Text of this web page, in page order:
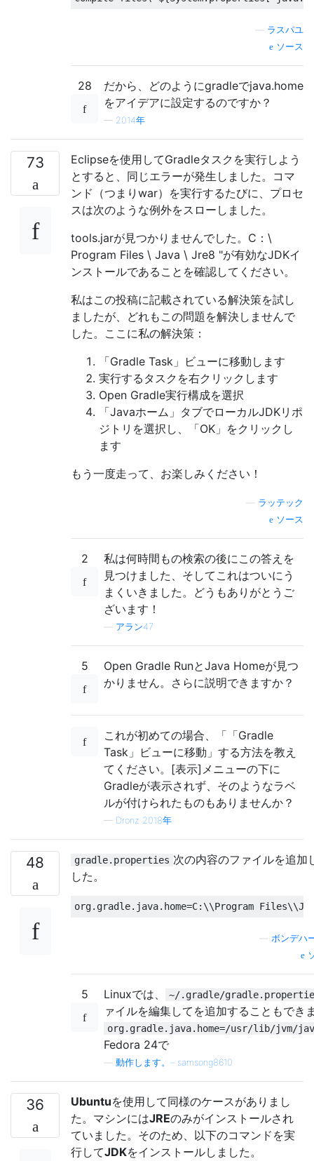
ラスパユ
ソース
28
だから、どのようにgradleでjava.home
をアイデアに設定するのですか？
— 2014年
73
Eclipseを使用してGradleタスクを実行しよう
とすると、同じエラーが発生しました。コマ
ンド（つまりwar）を実行するたびに、プロセ
スは次のような例外をスローしました。
tools.jarが見つかりませんでした。C：\
Program Files \ Java \ Jre8 "が有効なJDKイ
ンストールであることを確認してください。
私はこの投稿に記載されている解決策を試し
ましたが、どれもこの問題を解決しませんで
した。ここに私の解決策：
「Gradle Task」ビューに移動します
実行するタスクを右クリックします
Open Gradle実行構成を選択
「Javaホーム」タブでローカルJDKリポ
ジトリを選択し、「OK」をクリックし
ます
もう一度走って、お楽しみください！
ラッテック
ソース
2
私は何時間もの検索の後にこの答えを
見つけました、そしてこれはついにう
まくいきました。どうもありがとうご
ざいます！
アラン47
5
Open Gradle RunとJava Homeが見つ
かりません。さらに説明できますか？
これが初めての場合、「「Gradle
Task」ビューに移動」する方法を教え
てください。[表示]メニューの下に
Gradleが表示されず、そのようなラベ
ルが付けられたものもありませんか？
— Dronz 2018年
48 gradle.properties 次の内容のファイルを追加
した。
org. gradle. java. home=C: \\Program Files\\
ボンデハ
5 Linuxでは、 ~/.gradle/
ァイルを編集してを追加することもでき
org.gradle.java.home=/usr/lib/jvm/
Fedora 24で
動作します。– samsong8610
36 Ubuntuを使用して同様のケースがありまし
た。マシンにはJREのみがインストールされ
ていました。そのため、以下のコマンドを実
行してJDKをインストールしました。